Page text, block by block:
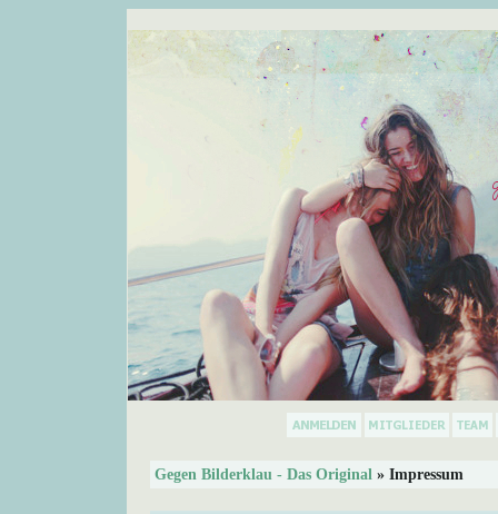
Gegen Bilderklau - Das Original » Impressum